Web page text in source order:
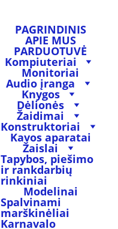
PAGRINDINIS
APIE MUS
PARDUOTUVĖ
Kompiuteriai
Monitoriai
Audio įranga
Knygos
Dėlionės
Žaidimai
Konstruktoriai
Kavos aparatai
Žaislai
Tapybos, piešimo
ir rankdarbių
rinkiniai
Modelinai
Spalvinami
marškinėliai
Karnavalo